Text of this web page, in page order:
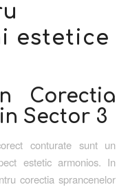
estetice
Corectia
Sector 3
conturate sunt un
estetic armonios. In
corectia sprancenelor